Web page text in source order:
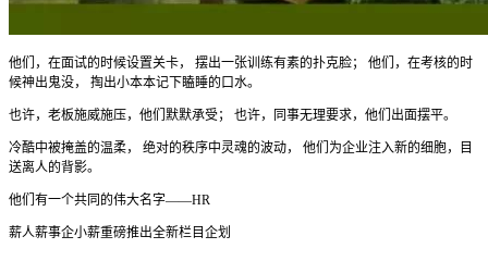
他们，在面试的时候设置关卡， 摆出一张训练有素的扑克脸； 他们，在考核的时
候神出鬼没， 掏出小本本记下瞌睡的口水。
也许，老板施威施压，他们默默承受； 也许，同事无理要求，他们出面摆平。
冷酷中被掩盖的温柔， 绝对的秩序中灵魂的波动， 他们为企业注入新的细胞，目
送离人的背影。
他们有一个共同的伟大名字——HR
薪人薪事企小薪重磅推出全新栏目企划